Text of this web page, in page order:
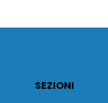
SEZIONI